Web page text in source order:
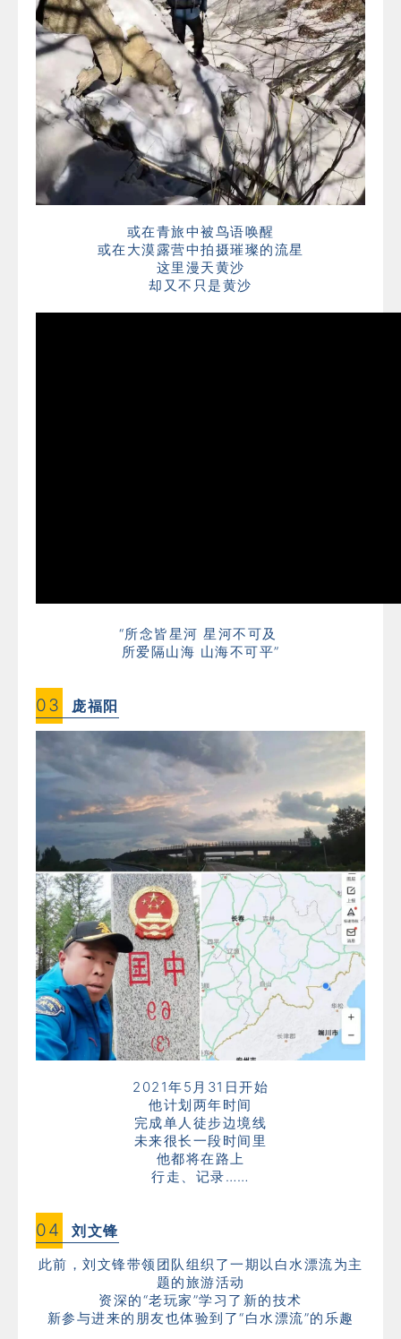
或在青旅中被鸟语唤醒
或在大漠露营中拍摄璀璨的流星
这里漫天黄沙
却又不只是黄沙
“所念皆星河 星河不可及
所爱隔山海 山海不可平”
03 庞福阳
2021年5月31日开始
他计划两年时间
完成单人徒步边境线
未来很长一段时间里
他都将在路上
行走、记录……
04 刘文锋
此前，刘文锋带领团队组织了一期以白水漂流为主
题的旅游活动
资深的“老玩家”学习了新的技术
新参与进来的朋友也体验到了“白水漂流”的乐趣